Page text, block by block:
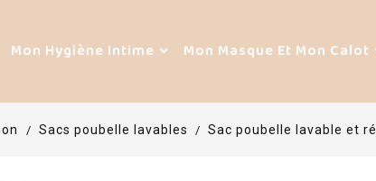
Mon Hygiène Intime Mon Masque Et Mon Calot
Sacs poubelle lavables Sac poubelle lavable et